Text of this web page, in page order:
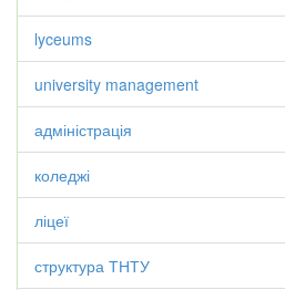
lyceums
university management
адміністрація
коледжі
ліцеї
структура ТНТУ